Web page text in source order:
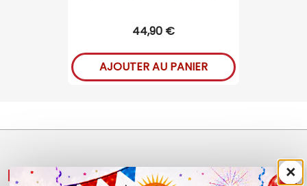
44,90 €
AJOUTER AU PANIER
NOS PRODUITS ×